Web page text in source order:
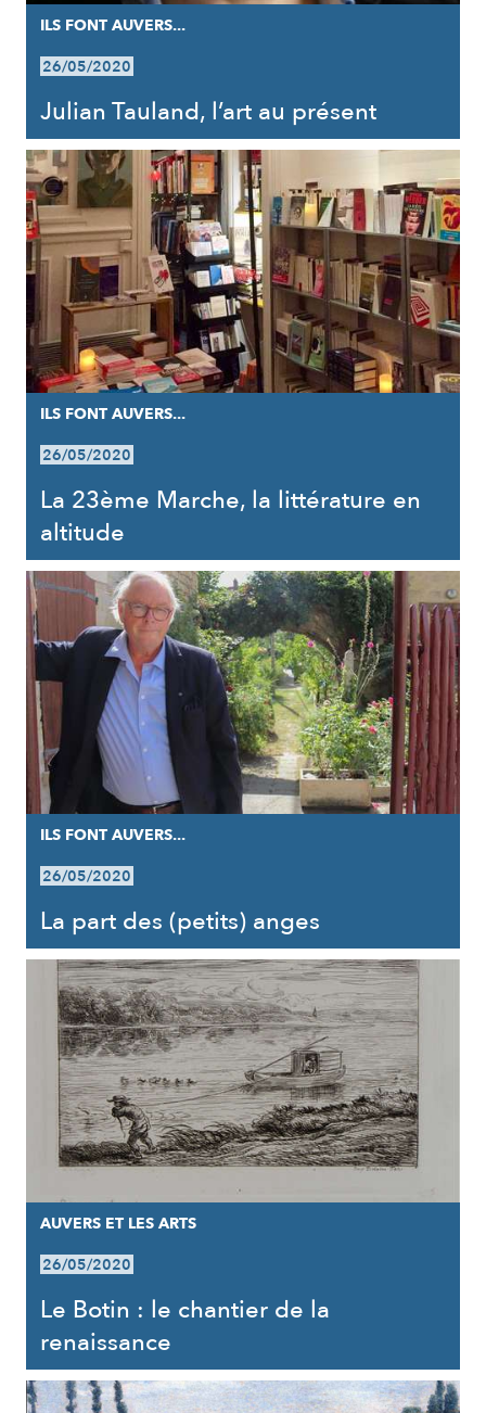
ILS FONT AUVERS...
26/05/2020
Julian Tauland, l’art au présent
ILS FONT AUVERS...
26/05/2020
La 23ème Marche, la littérature en
altitude
ILS FONT AUVERS...
26/05/2020
La part des (petits) anges
AUVERS ET LES ARTS
26/05/2020
Le Botin : le chantier de la
renaissance